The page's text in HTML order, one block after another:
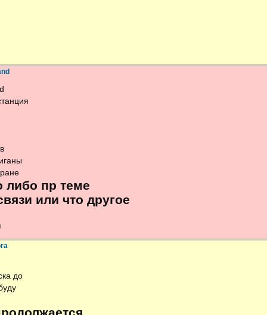
либо пр теме
или что другое
до